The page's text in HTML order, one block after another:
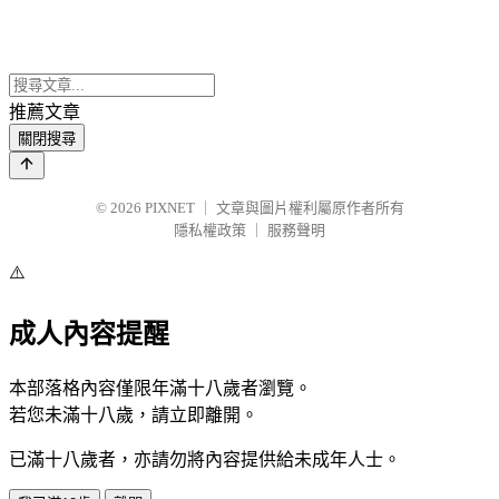
推薦文章
關閉搜尋
© 2026 PIXNET
文章與圖片權利屬原作者所有
隱私權政策
服務聲明
⚠️
成人內容提醒
本部落格內容僅限年滿十八歲者瀏覽。
若您未滿十八歲，請立即離開。
已滿十八歲者，亦請勿將內容提供給未成年人士。